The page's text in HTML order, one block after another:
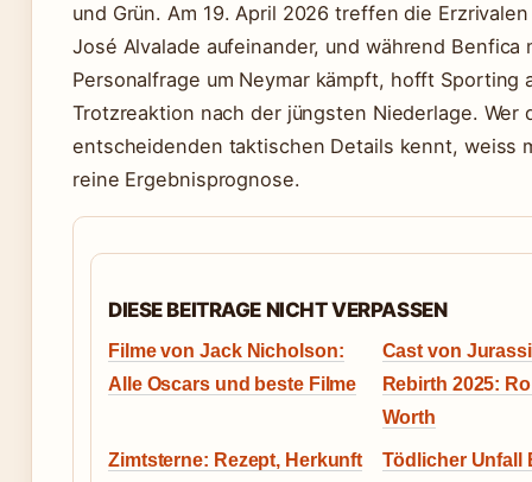
und Grün. Am 19. April 2026 treffen die
José Alvalade aufeinander, und während Benfica
Personalfrage um Neymar kämpft, hofft Sporting
Trotzreaktion nach der jüngsten Niederlage. Wer
entscheidenden taktischen Details kennt, weiss
reine Ergebnisprognose.
DIESE BEITRAGE NICHT VERPASSEN
Filme von Jack Nicholson:
Alle Oscars und beste Filme
Cast von
Rebirth 2025:
Worth
Zimtsterne: Rezept, Herkunft
Tödlicher Unfall